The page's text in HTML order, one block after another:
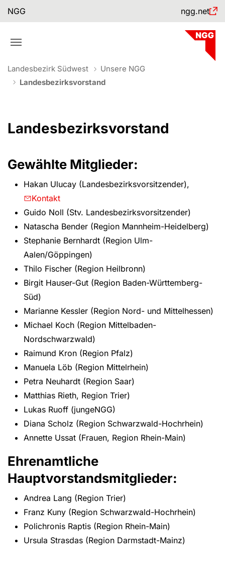
Skip to main navigation
Skip to main content
Skip to page footer
NGG ngg.net
You are here:
Landesbezirk Südwest
Unsere NGG
Landesbezirksvorstand
Landesbezirksvorstand
Gewählte Mitglieder:
Hakan Ulucay (Landesbezirksvorsitzender),
Kontakt
Guido Noll (Stv. Landesbezirksvorsitzender)
Natascha Bender (Region Mannheim-Heidelberg)
Stephanie Bernhardt (Region Ulm-
Aalen/Göppingen)
Thilo Fischer (Region Heilbronn)
Birgit Hauser-Gut (Region Baden-Württemberg-
Süd)
Marianne Kessler (Region Nord- und Mittelhessen)
Michael Koch (Region Mittelbaden-
Nordschwarzwald)
Raimund Kron (Region Pfalz)
Manuela Löb (Region Mittelrhein)
Petra Neuhardt (Region Saar)
Matthias Rieth, Region Trier)
Lukas Ruoff (jungeNGG)
Diana Scholz (Region Schwarzwald-Hochrhein)
Annette Ussat (Frauen, Region Rhein-Main)
Ehrenamtliche
Hauptvorstandsmitglieder:
Andrea Lang (Region Trier)
Franz Kuny (Region Schwarzwald-Hochrhein)
Polichronis Raptis (Region Rhein-Main)
Ursula Strasdas (Region Darmstadt-Mainz)